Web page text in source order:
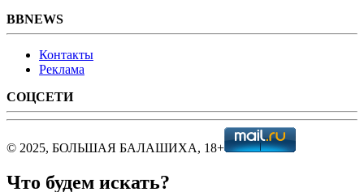
BBNEWS
Контакты
Реклама
СОЦСЕТИ
© 2025, БОЛЬШАЯ БАЛАШИХА, 18+
Что будем искать?